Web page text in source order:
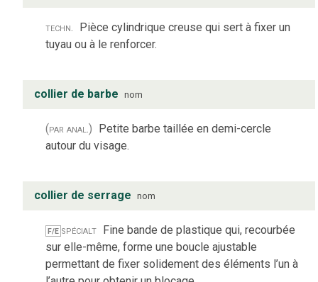
techn. Pièce cylindrique creuse qui sert à fixer un
tuyau ou à le renforcer.
collier de barbe nom
(par anal.) Petite barbe taillée en demi-cercle
autour du visage.
collier de serrage nom
F/E spécialt Fine bande de plastique qui, recourbée
sur elle-même, forme une boucle ajustable
permettant de fixer solidement des éléments l’un à